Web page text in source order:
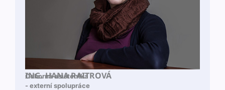
ING. HANA RAITROVÁ
Odborná asis­ten­t­ka
- externí spolupráce